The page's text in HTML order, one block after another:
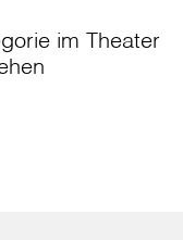
im Theater